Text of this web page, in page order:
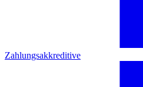
Zahlungsakkreditive